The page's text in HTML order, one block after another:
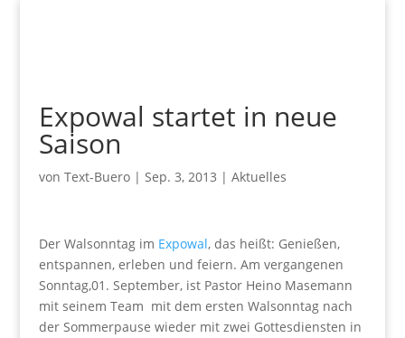
Expowal startet in neue
Saison
von Text-Buero| Sep. 3, 2013 | Aktuelles
Der Walsonntag im Expowal, das heißt: Genießen,
entspannen, erleben und feiern. Am vergangenen
Sonntag,01. September, ist Pastor Heino Masemann
mit seinem Team mit dem ersten Walsonntag nach
der Sommerpause wieder mit zwei Gottesdiensten in